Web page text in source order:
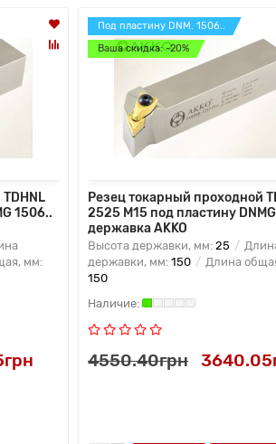
1506..
мм:
Под пластину DNM. 1506..
Ваша скидка: -20%
Резец токарный проходной
2525 M15 под пластину
державка AKKO
Высота державки, мм: 25
державки, мм: 150
Длина
150
4550.40грн